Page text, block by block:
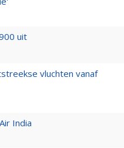
uit
vluchten vanaf
India